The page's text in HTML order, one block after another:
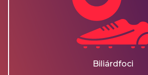
Biliárdfoci